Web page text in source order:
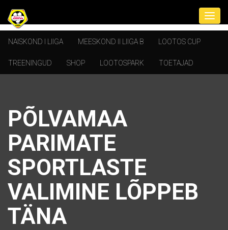
NAISKOND I LIIGA MEESKOND II LIIGA B LOOTOS CUP
TREENINGUD SHOP LOOTOSPARK TOETAJAD
PÕLVAMAA
PARIMATE
SPORTLASTE
VALIMINE LÕPPEB
TÄNA